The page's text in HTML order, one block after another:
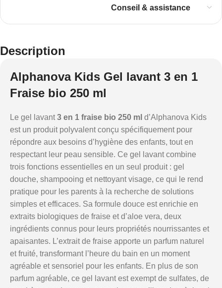
Conseil & assistance
Description
Alphanova Kids Gel lavant 3 en 1
Fraise bio 250 ml
Le gel lavant3 en 1 fraise bio 250 ml d’Alphanova Kids
est un produit polyvalent conçu spécifiquement pour
répondre aux besoins d’hygiène des enfants, tout en
respectant leur peau sensible. Ce gel lavant combine
trois fonctions essentielles en un seul produit : gel
douche, shampooing et nettoyant visage, ce qui le rend
pratique pour les parents à la recherche de solutions
simples et efficaces. Sa formule douce est enrichie en
extraits biologiques de fraise et d’aloe vera, deux
ingrédients connus pour leurs propriétés nourrissantes et
apaisantes. L’extrait de fraise apporte un parfum naturel
et fruité, transformant l’heure du bain en un moment
agréable et sensoriel pour les enfants. En plus de son
parfum agréable, ce gel lavant est exempt de sulfates, de